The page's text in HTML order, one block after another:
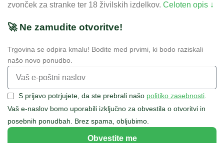
zvonček za stranke ter 18 živilskih izdelkov. Celoten opis ↓
🚀 Ne zamudite otvoritve!
Trgovina se odpira kmalu! Bodite med prvimi, ki bodo raziskali
našo novo ponudbo.
S prijavo potrjujete, da ste prebrali našo politiko zasebnosti.
Vaš e-naslov bomo uporabili izključno za obvestila o otvoritvi in
posebnih ponudbah. Brez spama, obljubimo.
Obvestite me